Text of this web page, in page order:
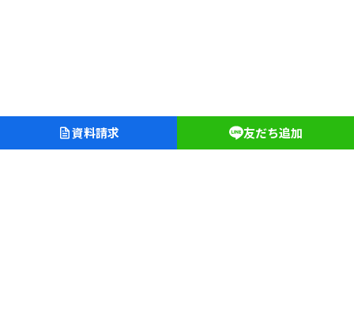
資料請求 友だち追加